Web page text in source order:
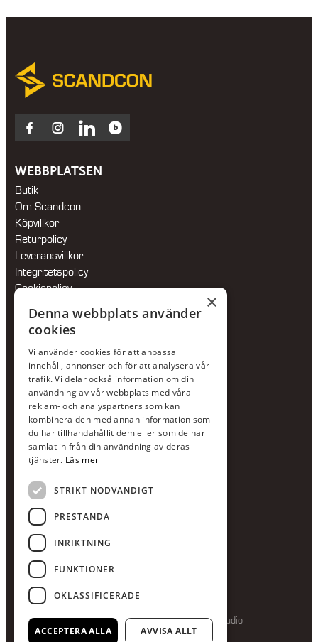
Facebook
Instagram
LinkedInBlocket
WEBBPLATSEN
Butik
Om Scandcon
Köpvillkor
Returpolicy
Leveransvillkor
Integritetspolicy
Cookiepolicy
Jour:073-36 88 87 0
Växel:020-120 29 00
E-post:info@scandcon.se
BESÖKSADRESS
Backagårdsgatan 9
511 57 Kinna
UPPGIFTER
Orgnummer
559375-8161
Swishnummer
123-615 05 28
Producerad av Gota Media Brand Studio
×
Denna webbplats använder
cookies
Vi använder cookies för att anpassa
innehåll, annonser och för att analysera vår
trafik. Vi delar också information om din
användning av vår webbplats med våra
reklam- och analyspartners som kan
kombinera den med annan information som
du har tillhandahållit dem eller som de har
samlat in från din användning av deras
tjänster. Läs mer
STRIKT NÖDVÄNDIGT
PRESTANDA
INRIKTNING
FUNKTIONER
OKLASSIFICERADE
ACCEPTERA ALLA AVVISA ALLT